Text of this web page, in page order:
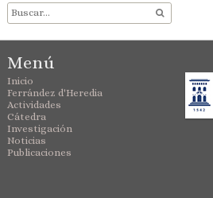
Menú
Inicio
Ferrández d'Heredia
Actividades
Cátedra
Investigación
Noticias
Publicaciones